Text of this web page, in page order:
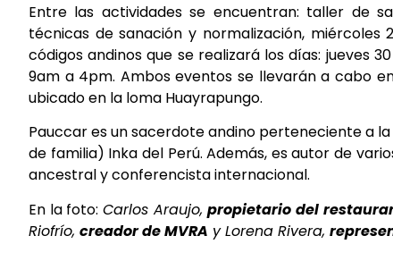
Entre las actividades se encuentran: taller de
técnicas de sanación y normalización,
códigos andinos que se realizará los días: jueves
9am a 4pm. Ambos eventos se llevarán a cabo
ubicado en la loma Huayrapungo.
Pauccar es un sacerdote andino perteneciente a
de familia) Inka del Perú. Además, es autor de
ancestral y conferencista internacional.
En la foto: Carlos Araujo,propietario del
Riofrío, creador de MVRA y Lorena Rivera,